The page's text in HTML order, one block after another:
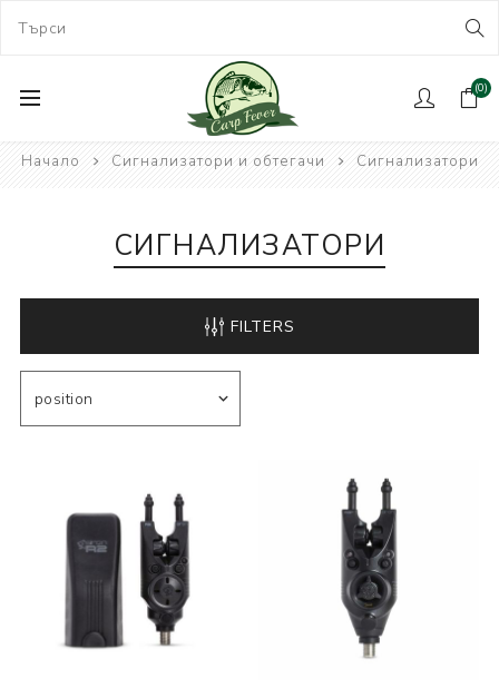
(0)
Начало Сигнализатори и обтегачи Сигнализатори
СИГНАЛИЗАТОРИ
FILTERS